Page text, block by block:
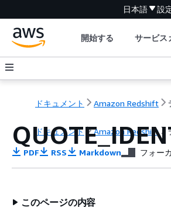
日本語 設
開始する サービス
ドキュメント Amazon Redshift
ドキュメント Amazon Redshift
PDF RSS Markdown フォー
このページの内容